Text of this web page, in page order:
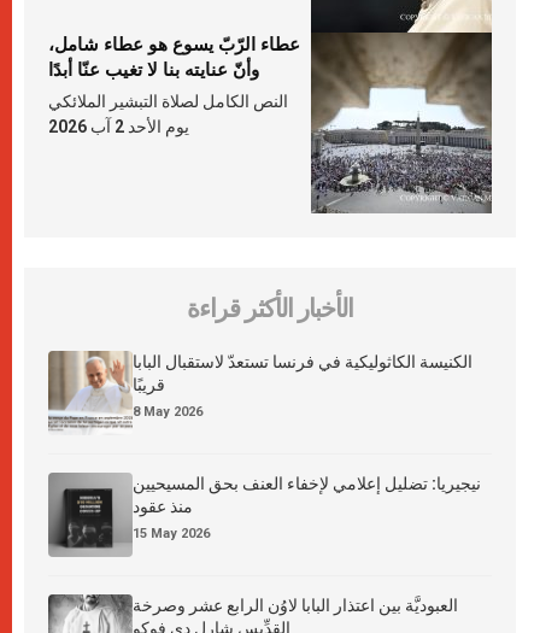
عطاء الرّبّ يسوع هو عطاء شامل،
وأنّ عنايته بنا لا تغيب عنّا أبدًا
النص الكامل لصلاة التبشير الملائكي
يوم الأحد 2 آب 2026
الأخبار الأكثر قراءة
الكنيسة الكاثوليكية في فرنسا تستعدّ لاستقبال البابا
قريبًا
8 May 2026
نيجيريا: تضليل إعلامي لإخفاء العنف بحق المسيحيين
منذ عقود
15 May 2026
العبوديَّة بين اعتذار البابا لاوُن الرابع عشر وصرخة
القدِّيس شارل دي فوكو